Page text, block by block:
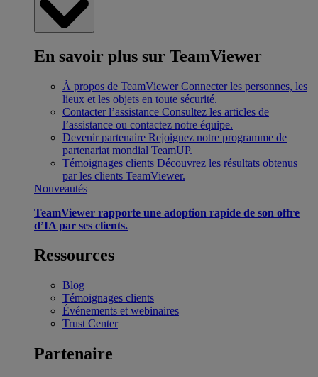
En savoir plus sur TeamViewer
À propos de TeamViewer Connecter les personnes, les
lieux et les objets en toute sécurité.
Contacter l’assistance Consultez les articles de
l’assistance ou contactez notre équipe.
Devenir partenaire Rejoignez notre programme de
partenariat mondial TeamUP.
Témoignages clients Découvrez les résultats obtenus
par les clients TeamViewer.
Nouveautés
TeamViewer rapporte une adoption rapide de son offre
d’IA par ses clients.
Ressources
Blog
Témoignages clients
Événements et webinaires
Trust Center
Partenaire